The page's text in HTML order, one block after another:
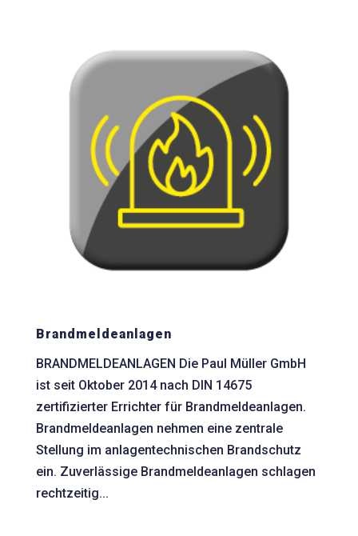
Brandmeldeanlagen
BRANDMELDEANLAGEN Die Paul Müller GmbH
ist seit Oktober 2014 nach DIN 14675
zertifizierter Errichter für Brandmeldeanlagen.
Brandmeldeanlagen nehmen eine zentrale
Stellung im anlagentechnischen Brandschutz
ein. Zuverlässige Brandmeldeanlagen schlagen
rechtzeitig...